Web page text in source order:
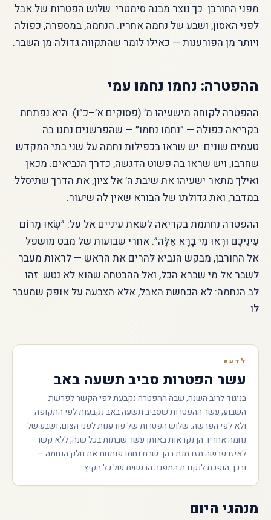
מפני החורבן. כך נוצר מבנה סימטרי: שלוש הפטרות של אבל
לפני האסון, ושבע של נחמה אחריו. הנחמה, במספרה, כפולה
ויותר מן הפורענות — כאילו לומר שהתקווה גדולה מן השבר.
ההפטרה: נחמו נחמו עמי
ההפטרה לקוחה מישעיהו מ׳ (פסוקים א׳–כ״ו). היא נפתחת
בקריאה כפולה — ״נחמו נחמו״ — שהפרשנים נתנו בה
טעמים שונים: יש שראו בכפילות נחמה על שני בתי המקדש
שחרבו, ויש שראו בה פשוט הדגשה, כדרך הנביאים. מכאן
ואילך מתאר ישעיהו את שיבת ה׳ אל ציון, את הדרך שתיסלל
במדבר, ואת גדולתו של הבורא שאין לה שיעור.
ההפטרה נחתמת בקריאה לשאת עיניים אל על: ״שְׂאוּ מָרוֹם
עֵינֵיכֶם וּרְאוּ מִי בָרָא אֵלֶּה״. אחרי שבועות של מבט מושפל
אל החורבן, מבקש הנביא להרים את הראש — לראות מעבר
לשבר אל מי שברא הכל, ואל ההבטחה שהוא לא נטש. זהו
לב הנחמה: לא הכחשת האבל, אלא הצבעה על אופק שמעבר
לו.
לדעת
עשר הפטרות סביב תשעה באב
בניגוד לרוב השנה, שבה ההפטרה נקבעת לפי הקשר לפרשת
השבוע, עשר ההפטרות שסביב תשעה באב נקבעות לפי התקופה
ולא לפי הפרשה: שלוש הפטרות של פורענות לפני הצום, ושבע של
נחמה אחריו. הן נקראות באותן עשר שבתות בכל שנה, ללא קשר
לאיזו פרשה מזדמנת בהן. שבת נחמו פותחת את חלק הנחמה —
ובכך הופכת לנקודת המפנה הרגשית של כל הקיץ.
מנהגי היום